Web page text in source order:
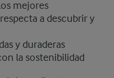
mejores
a descubrir y
y duraderas
la sostenibilidad